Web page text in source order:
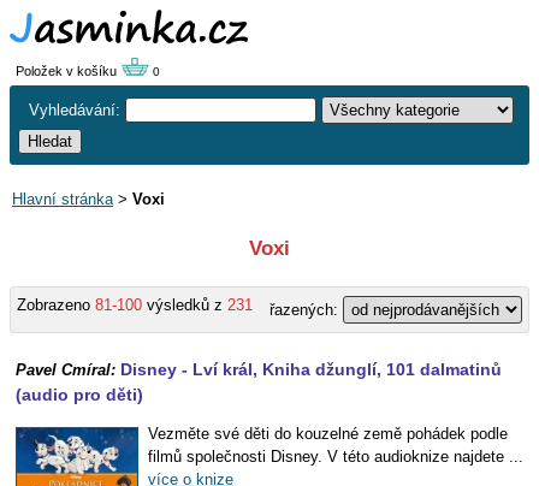
Položek v košíku 0
Vyhledávání:
Hlavní stránka> Voxi
Voxi
Zobrazeno 81-100 výsledků z 231 řazených:
Pavel Cmíral: Disney - Lví král, Kniha džunglí, 101 dalmatinů
(audio pro děti)
Vezměte své děti do kouzelné země pohádek podle
filmů společnosti Disney. V této audioknize najdete ...
více o knize